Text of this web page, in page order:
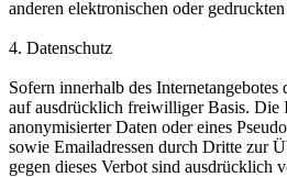
anderen elektronischen oder
4. Datenschutz
Sofern innerhalb des
auf ausdrücklich freiwilliger Basis. Die
anonymisierter Daten oder eines
sowie Emailadressen durch Dritte zur
gegen dieses Verbot sind ausdrücklich